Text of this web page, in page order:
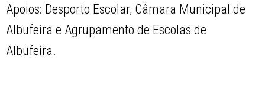
Apoios: Desporto Escolar, Câmara Municipal de
Albufeira e Agrupamento de Escolas de
Albufeira.